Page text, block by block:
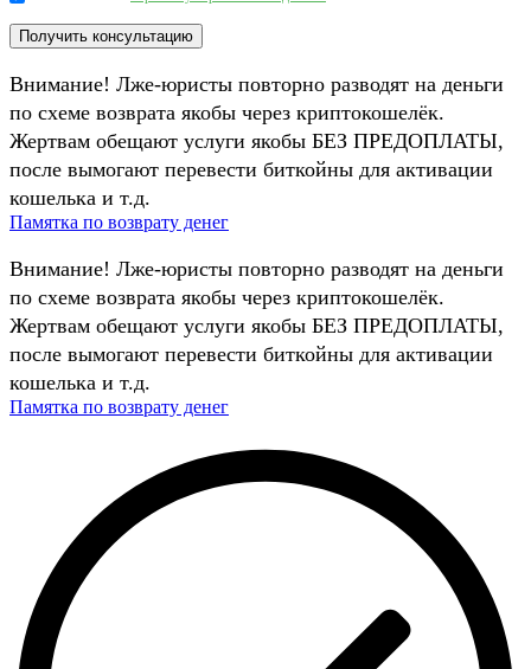
Внимание! Лже-юристы повторно разводят на деньги
по схеме возврата якобы через криптокошелёк.
Жертвам обещают услуги якобы БЕЗ ПРЕДОПЛАТЫ,
после вымогают перевести биткойны для активации
кошелька и т.д.
Памятка по возврату денег
Внимание! Лже-юристы повторно разводят на деньги
по схеме возврата якобы через криптокошелёк.
Жертвам обещают услуги якобы БЕЗ ПРЕДОПЛАТЫ,
после вымогают перевести биткойны для активации
кошелька и т.д.
Памятка по возврату денег